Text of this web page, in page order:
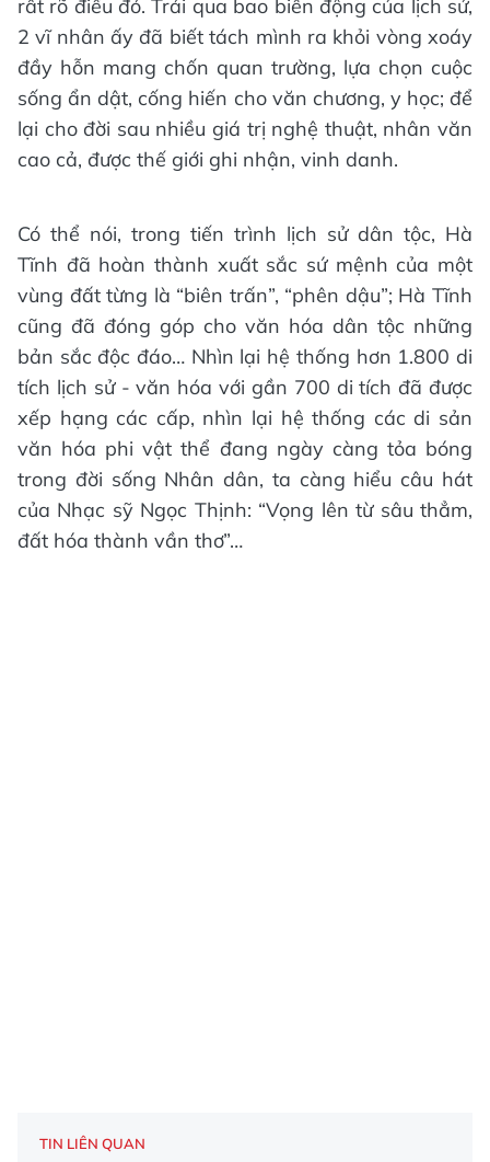
rất rõ điều đó. Trải qua bao biến động của lịch sử,
2 vĩ nhân ấy đã biết tách mình ra khỏi vòng xoáy
đầy hỗn mang chốn quan trường, lựa chọn cuộc
sống ẩn dật, cống hiến cho văn chương, y học; để
lại cho đời sau nhiều giá trị nghệ thuật, nhân văn
cao cả, được thế giới ghi nhận, vinh danh.
Có thể nói, trong tiến trình lịch sử dân tộc, Hà
Tĩnh đã hoàn thành xuất sắc sứ mệnh của một
vùng đất từng là “biên trấn”, “phên dậu”; Hà Tĩnh
cũng đã đóng góp cho văn hóa dân tộc những
bản sắc độc đáo… Nhìn lại hệ thống hơn 1.800 di
tích lịch sử - văn hóa với gần 700 di tích đã được
xếp hạng các cấp, nhìn lại hệ thống các di sản
văn hóa phi vật thể đang ngày càng tỏa bóng
trong đời sống Nhân dân, ta càng hiểu câu hát
của Nhạc sỹ Ngọc Thịnh: “Vọng lên từ sâu thẳm,
đất hóa thành vần thơ”…
TIN LIÊN QUAN